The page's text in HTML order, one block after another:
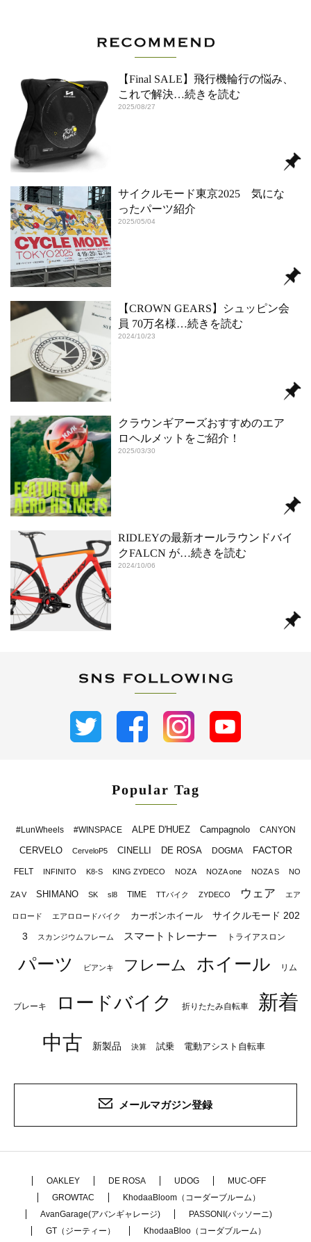
【Final SALE】飛行機輪行の悩み、
これで解決…続きを読む
2025/08/27
サイクルモード東京2025 気にな
ったパーツ紹介
2025/05/04
【CROWN GEARS】シュッピン会
員 70万名様…続きを読む
2024/10/23
クラウンギアーズおすすめのエア
ロヘルメットをご紹介！
2025/03/30
RIDLEYの最新オールラウンドバイ
クFALCN が…続きを読む
2024/10/06
Popular Tag
#LunWheels #WINSPACE ALPE D'HUEZ Campagnolo CANYON
CERVELO CerveloP5 CINELLI DE ROSA DOGMA FACTOR
FELT INFINITO K8-S KING ZYDECO NOZA NOZA one NOZA S NO
ZA V SHIMANO SK sl8 TIME TTバイク ZYDECO ウェア エア
ロロード エアロロードバイク カーボンホイール
サイクルモード 202
3
スカンジウムフレーム スマートトレーナー トライアスロン
パーツ ビアンキ フレーム ホイール リム
ブレーキ ロードバイク 折りたたみ自転車
新着
中古
新製品 決算 試乗 電動アシスト自転車
メールマガジン登録
OAKLEY DE ROSA UDOG
MUC-OFF
GROWTAC
KhodaaBloom（コーダーブルーム）
AvanGarage(アバンギャレージ)
PASSONI(パッソーニ)
GT（ジーティー）
KhodaaBloo（コーダブルーム）